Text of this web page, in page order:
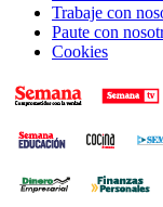
Trabaje con
Paute con
Cookies